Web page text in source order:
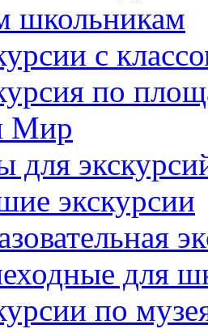
школьникам
c
по
Мир
для
экскурсии
для
по